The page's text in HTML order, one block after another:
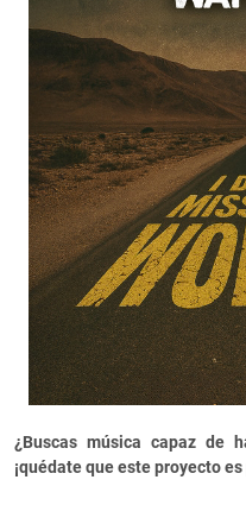
¿Buscas música capaz de
¡quédate que este proyecto